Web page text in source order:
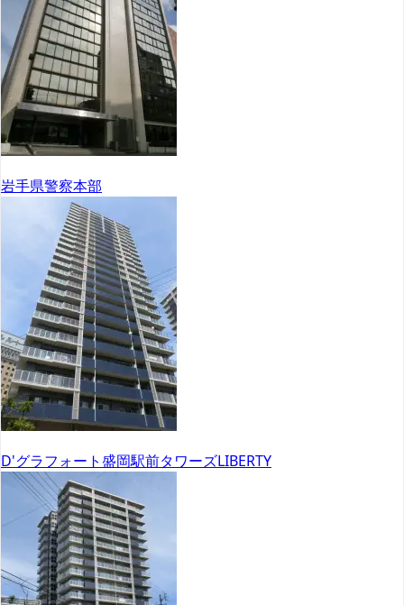
岩手県警察本部
D'グラフォート盛岡駅前タワーズLIBERTY